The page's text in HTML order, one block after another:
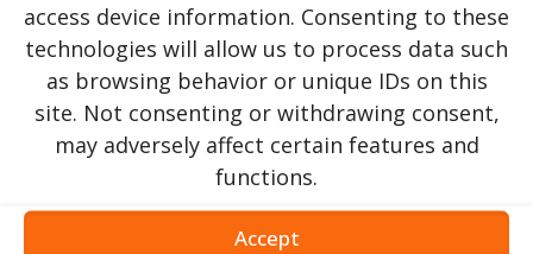
access device information. Consenting to these
technologies will allow us to process data such
as browsing behavior or unique IDs on this
site. Not consenting or withdrawing consent,
may adversely affect certain features and
functions.
Accept